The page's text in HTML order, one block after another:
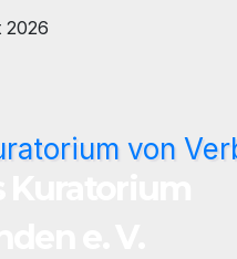
2026